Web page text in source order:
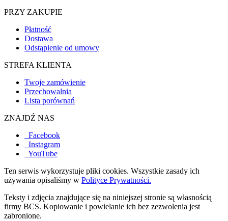
PRZY ZAKUPIE
Płatność
Dostawa
Odstąpienie od umowy
STREFA KLIENTA
Twoje zamówienie
Przechowalnia
Lista porównań
ZNAJDŹ NAS
Facebook
Instagram
YouTube
Ten serwis wykorzystuje pliki cookies. Wszystkie zasady ich
używania opisaliśmy w Polityce Prywatności.
Teksty i zdjęcia znajdujące się na niniejszej stronie są własnością
firmy BCS. Kopiowanie i powielanie ich bez zezwolenia jest
zabronione.